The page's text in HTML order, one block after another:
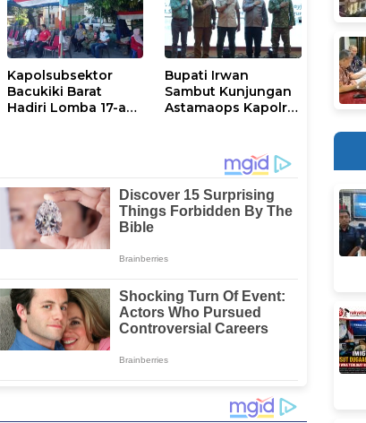
Kapolsubsektor
Bacukiki Barat
Hadiri Lomba 17-an
Bupati Irwan
Sambut Kunjungan
Astamaops Kapolri
Luwu Timur